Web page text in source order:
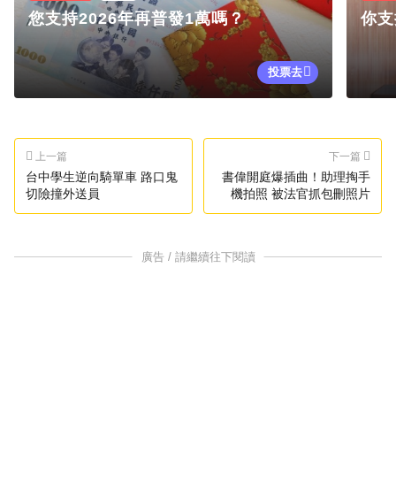
您支持2026年再普發1萬嗎？
投票去
你
上一篇
台中學生逆向騎單車 路口鬼
切險撞外送員
下一篇
書偉開庭爆插曲！助理掏手
機拍照 被法官抓包刪照片
廣告 / 請繼續往下閱讀